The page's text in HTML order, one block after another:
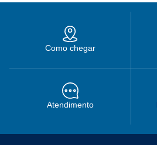
Como chegar
Atendimento